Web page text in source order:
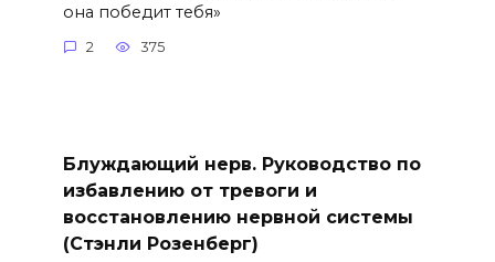
она победит тебя»
2 375
Блуждающий нерв. Руководство по
избавлению от тревоги и
восстановлению нервной системы
(Стэнли Розенберг)